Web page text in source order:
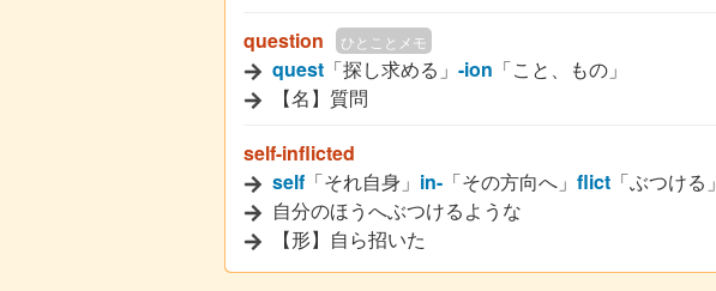
question
ひとことメモ
quest 「探し求める」 -ion 「こと、もの」
【名】質問
self-inflicted
self 「それ自身」 in- 「その方向へ」 flict 「ぶつける」
自分のほうへぶつけるような
【形】自ら招いた